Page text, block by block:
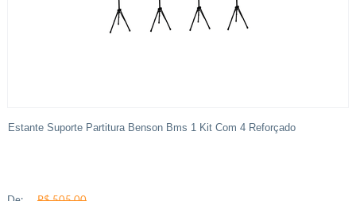
Estante Suporte Partitura Benson Bms 1 Kit Com 4 Reforçado